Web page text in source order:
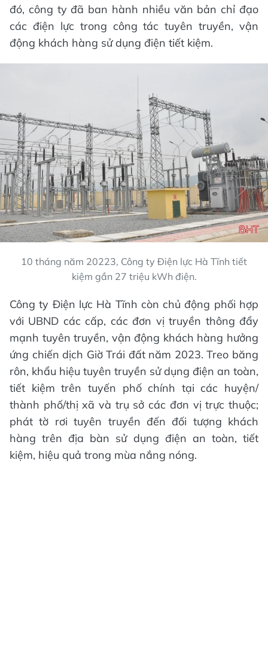
đó, công ty đã ban hành nhiều văn bản chỉ đạo
các điện lực trong công tác tuyên truyền, vận
động khách hàng sử dụng điện tiết kiệm.
10 tháng năm 20223, Công ty Điện lực Hà Tĩnh tiết
kiệm gần 27 triệu kWh điện.
Công ty Điện lực Hà Tĩnh còn chủ động phối hợp
với UBND các cấp, các đơn vị truyền thông đẩy
mạnh tuyên truyền, vận động khách hàng hưởng
ứng chiến dịch Giờ Trái đất năm 2023. Treo băng
rôn, khẩu hiệu tuyên truyền sử dụng điện an toàn,
tiết kiệm trên tuyến phố chính tại các huyện/
thành phố/thị xã và trụ sở các đơn vị trực thuộc;
phát tờ rơi tuyên truyền đến đối tượng khách
hàng trên địa bàn sử dụng điện an toàn, tiết
kiệm, hiệu quả trong mùa nắng nóng.